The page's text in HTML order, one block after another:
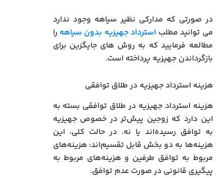
در صورتی که مدارکی نظیر سیاهه وجود ندارد
می توانید مطلب استرداد جهیزیه بدون سیاهه را
مطالعه فرمایید که به روش های جایگزین برای
بازگرداندن جهیزیه پرداخته است.
هزینه استرداد جهیزیه در طلاق توافقی
هزینه استرداد جهیزیه در طلاق توافقی بسته به
این دارد که زوجین پیش‌تر در خصوص جهیزیه
به توافق رسیده‌اند یا نه. در حالت کلی، این
هزینه‌ها به دو بخش قابل تقسیم‌اند: هزینه‌های
مربوط به توافق طرفین و هزینه‌های مربوط به
پیگیری قانونی در صورت عدم توافق.